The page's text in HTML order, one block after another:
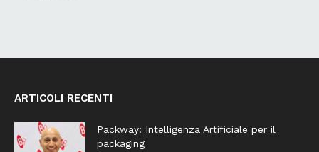
ARTICOLI RECENTI
Packway: Intelligenza Artificiale per il
packaging